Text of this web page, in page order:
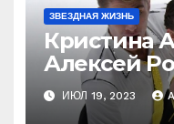
ЗВЕЗДНАЯ ЖИЗНЬ
Кристина
Алексей
ради неё, а
ИЮЛ 19, 2023